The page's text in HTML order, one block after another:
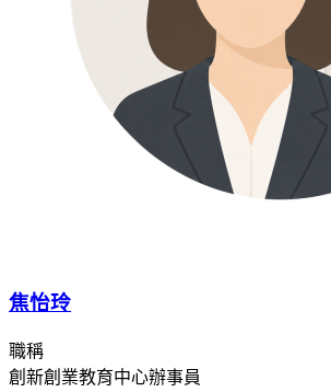
焦怡玲
職稱
創新創業教育中心辦事員